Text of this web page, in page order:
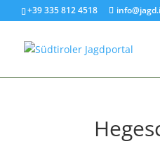
+39 335 812 4518